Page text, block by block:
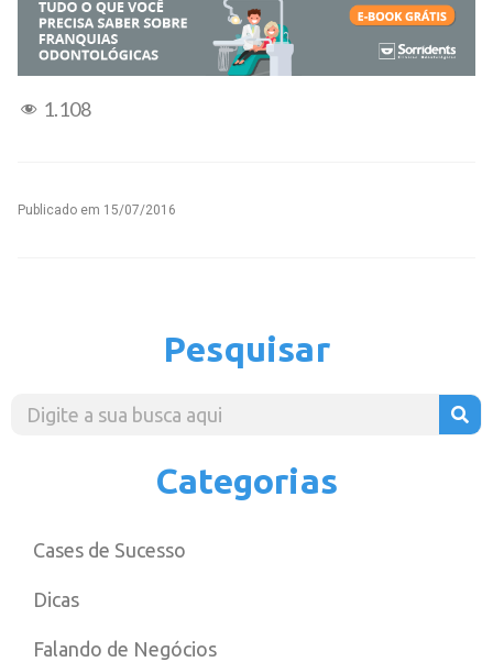
1.108
Publicado em 15/07/2016
Pesquisar
Categorias
Cases de Sucesso
Dicas
Falando de Negócios